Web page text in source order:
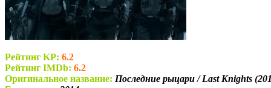
Рейтинг KP: 6.2
Рейтинг IMDb: 6.2
Оригинальное название: Последние рыцари / Last Knights